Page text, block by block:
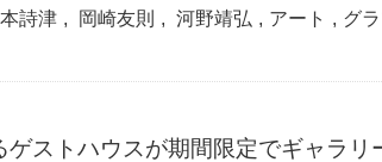
詩津 , 岡崎友則 , 河野靖弘 , アート , グ
ゲストハウスが期間限定でギャラ